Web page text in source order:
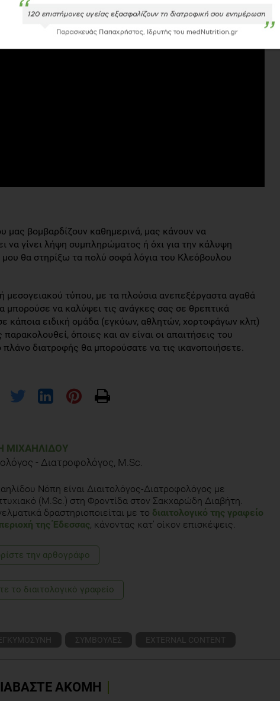
μας βομβαρδίζουν καθημερινά, μας κάνουν να
να γίνει λήψη συμπληρώματος ή όχι για την κάλυψη
θα στηρίξω τα πολύ σοφά λόγια του Κλεόβουλου
τύπου, με τα πλούσια ανεπεξέργαστα αγαθά
να καλύψει τις ανάγκες σας σε θρεπτικά
κάποια ειδική ομάδα (εγκύων, αθλητών, χορτοφάγων κλπ)
όποιες και αν είναι οι απαιτήσεις του
διατροφής θα μπορούσατε να τις ικανοποιήσετε.
ΜΙΧΑΗΛΊΔΟΥ
- Διατροφολόγος, M.Sc.
Νόπη είναι Διαιτολόγος-Διατροφολόγος με
(M.Sc.) στη Φροντίδα στον Σακχαρώδη Διαβήτη.
δραστηριοποιείται με το διαιτολογικό της γραφείο
της Έδεσσας, κάνοντας κατ' οίκον επισκέψεις.
την αρθογράφο
το διαιτολογικό γραφείο
ΣΥΜΒΟΥΛΕΣ EXTERNAL CONTENT
ΑΚΟΜΗ